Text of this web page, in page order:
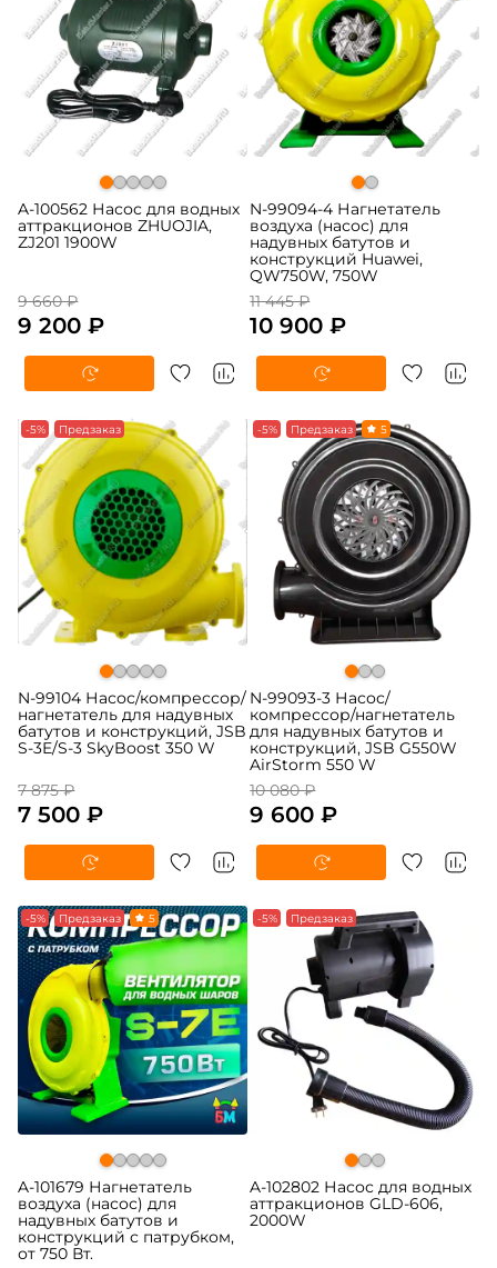
A-100562 Насос для водных
аттракционов ZHUOJIA,
ZJ201 1900W
9 660 ₽
9 200 ₽
N-99094-4 Нагнетатель
воздуха (насос) для
надувных батутов и
конструкций Huawei,
QW750W, 750W
11 445 ₽
10 900 ₽
-5% Предзаказ
N-99104 Насос/компрессор/
нагнетатель для надувных
батутов и конструкций, JSB
S-3E/S-3 SkyBoost 350 W
7 875 ₽
7 500 ₽
-5% Предзаказ 5
N-99093-3 Насос/
компрессор/нагнетатель
для надувных батутов и
конструкций, JSB G550W
AirStorm 550 W
10 080 ₽
9 600 ₽
-5% Предзаказ 5
A-101679 Нагнетатель
воздуха (насос) для
надувных батутов и
конструкций с патрубком,
от 750 Вт.
-5% Предзаказ
A-102802 Насос для водных
аттракционов GLD-606,
2000W